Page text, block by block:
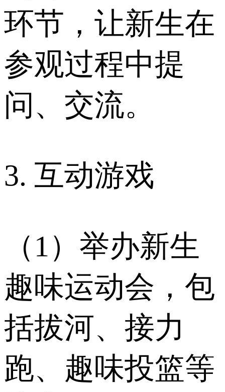
环节，让新生在
参观过程中提
问、交流。
3. 互动游戏
（1）举办新生
趣味运动会，包
括拔河、接力
跑、趣味投篮等